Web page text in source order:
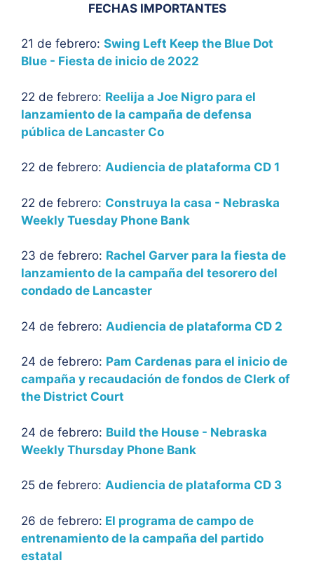
FECHAS IMPORTANTES
21 de febrero: Swing Left Keep the Blue Dot
Blue - Fiesta de inicio de 2022
22 de febrero: Reelija a Joe Nigro para el
lanzamiento de la campaña de defensa
pública de Lancaster Co
22 de febrero: Audiencia de plataforma CD 1
22 de febrero: Construya la casa - Nebraska
Weekly Tuesday Phone Bank
23 de febrero: Rachel Garver para la fiesta de
lanzamiento de la campaña del tesorero del
condado de Lancaster
24 de febrero: Audiencia de plataforma CD 2
24 de febrero: Pam Cardenas para el inicio de
campaña y recaudación de fondos de Clerk of
the District Court
24 de febrero: Build the House - Nebraska
Weekly Thursday Phone Bank
25 de febrero: Audiencia de plataforma CD 3
26 de febrero: El programa de campo de
entrenamiento de la campaña del partido
estatal